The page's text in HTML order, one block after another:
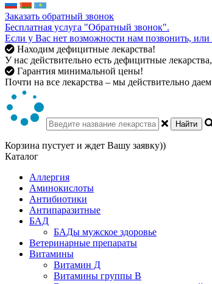
Заказать обратный звонок
Бесплатная услуга "Обратный звонок".
Если у Вас нет возможности нам позвонить,
Находим дефицитные лекарства!
У нас действительно есть дефицитные
Гарантия минимальной цены!
Почти на все лекарства – мы действительно
Найти
Корзина пустует и ждет Вашу заявку))
Каталог
Аллергия
Аминокислоты
Антибиотики
Антипаразитные
БАД
БАДы мужское здоровье
Ветеринарные препараты
Витамины
Витамин Д
Витамины группы В